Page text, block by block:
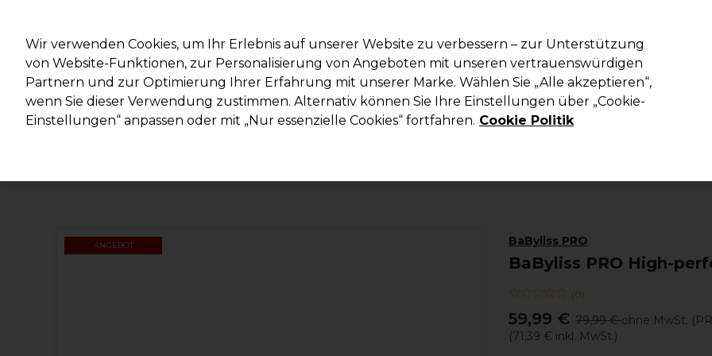
Suchen
Marken Deals Haare Elektrogeräte Saloneinrichtung Kosmetik Herrenfriseur Inspiration Die Professional
Lieferung und Lieferzeiten
BaByliss PRO
BaByliss PRO High-
(0)
59,99 € 79,99 €ohne MwSt.
(71,39 € inkl. MwSt.)
ANGEBOT
Wir verwenden Cookies, um Ihr Erlebnis auf unserer Website zu verbessern – zur Unterstützung
von Website-Funktionen, zur Personalisierung von Angeboten mit unseren vertrauenswürdigen
Partnern und zur Optimierung Ihrer Erfahrung mit unserer Marke. Wählen Sie „Alle akzeptieren“,
wenn Sie dieser Verwendung zustimmen. Alternativ können Sie Ihre Einstellungen über „Cookie-
Einstellungen“ anpassen oder mit „Nur essenzielle Cookies“ fortfahren. Cookie Politik